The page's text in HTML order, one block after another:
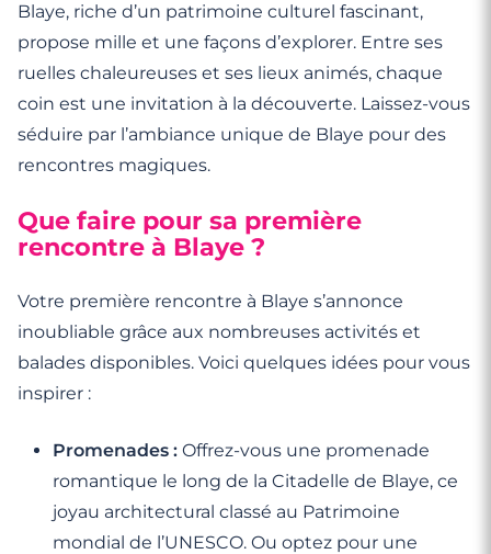
Blaye, riche d’un patrimoine culturel fascinant,
propose mille et une façons d’explorer. Entre ses
ruelles chaleureuses et ses lieux animés, chaque
coin est une invitation à la découverte. Laissez-vous
séduire par l’ambiance unique de Blaye pour des
rencontres magiques.
Que faire pour sa première
rencontre à Blaye ?
Votre première rencontre à Blaye s’annonce
inoubliable grâce aux nombreuses activités et
balades disponibles. Voici quelques idées pour vous
inspirer :
Promenades : Offrez-vous une promenade
romantique le long de la Citadelle de Blaye, ce
joyau architectural classé au Patrimoine
mondial de l’UNESCO. Ou optez pour une